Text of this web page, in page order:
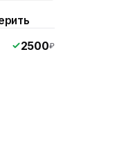
2500₽